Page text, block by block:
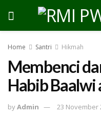
Home Santri Hikmah
Membenci
Habib Baalwi
byAdmin
23 November